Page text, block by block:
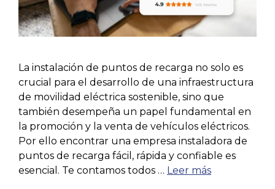
La instalación de puntos de recarga no solo es
crucial para el desarrollo de una infraestructura
de movilidad eléctrica sostenible, sino que
también desempeña un papel fundamental en
la promoción y la venta de vehículos eléctricos.
Por ello encontrar una empresa instaladora de
puntos de recarga fácil, rápida y confiable es
esencial. Te contamos todos … Leer más